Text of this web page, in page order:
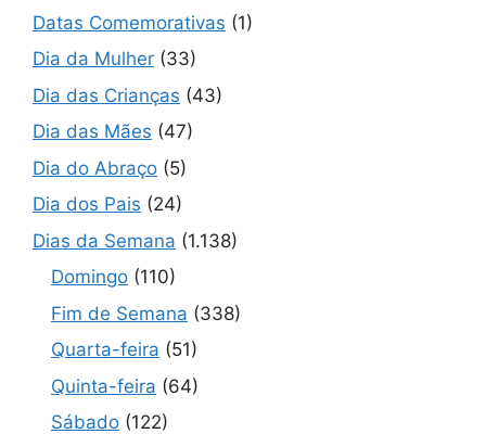
Datas Comemorativas (1)
Dia da Mulher (33)
Dia das Crianças (43)
Dia das Mães (47)
Dia do Abraço (5)
Dia dos Pais (24)
Dias da Semana (1.138)
Domingo (110)
Fim de Semana (338)
Quarta-feira (51)
Quinta-feira (64)
Sábado (122)